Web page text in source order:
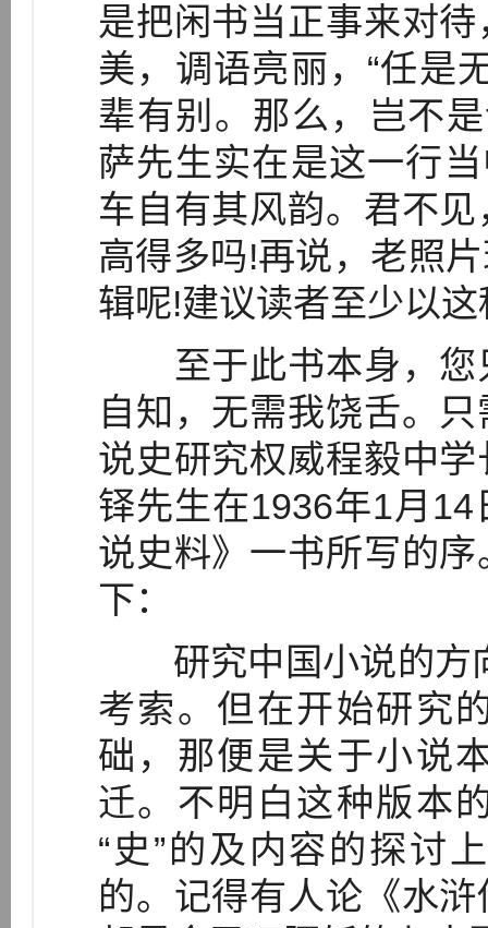
是把闲书当正事来对
美，调语亮丽，“任是
辈有别。那么，岂不
萨先生实在是这一行
车自有其风韵。君不
高得多吗!再说，老照
辑呢!建议读者至少以
至于此书本身，您
自知，无需我饶舌。
说史研究权威程毅中
铎先生在1936年1月
说史料》一书所写的
下：
研究中国小说的方向
考索。但在开始研究
础，那便是关于小说
迁。不明白这种版本
“史”的及内容的探讨
的。记得有人论《水